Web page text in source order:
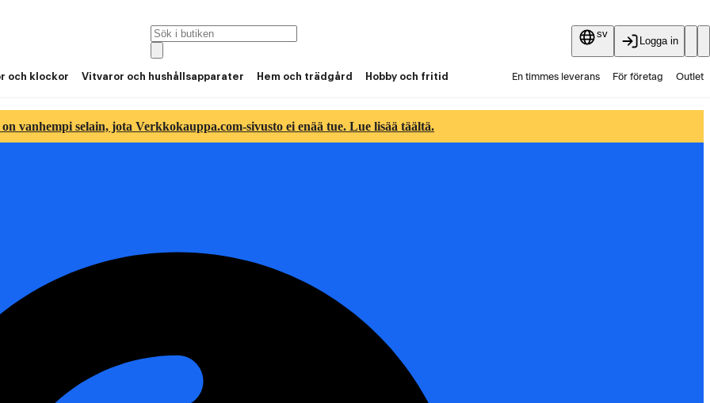
sv
Logga in
och klockor Vitvaror och hushållsapparater Hem och trädgård Hobby och fritid En timmes leverans För företag Outlet
on vanhempi selain, jota Verkkokauppa.com-sivusto ei enää tue. Lue lisää täältä.